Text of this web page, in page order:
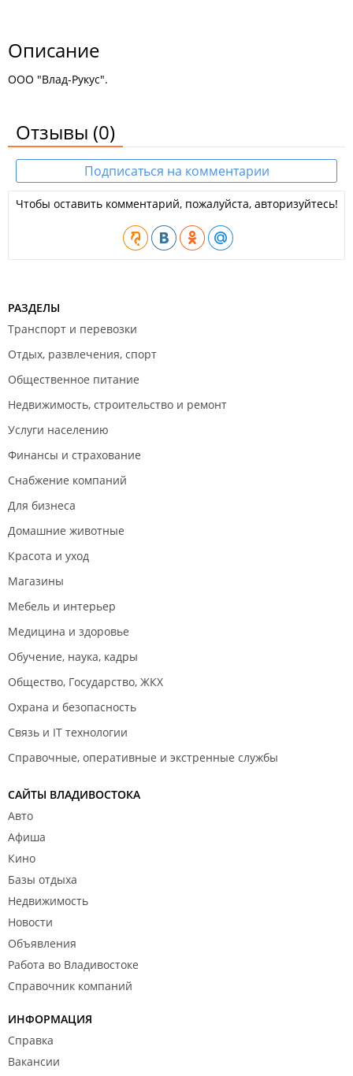
Описание
ООО "Влад-Рукус".
Отзывы (0)
Подписаться на комментарии
Чтобы оставить комментарий, пожалуйста, авторизуйтесь!
РАЗДЕЛЫ
Транспорт и перевозки
Отдых, развлечения, спорт
Общественное питание
Недвижимость, строительство и ремонт
Услуги населению
Финансы и страхование
Снабжение компаний
Для бизнеса
Домашние животные
Красота и уход
Магазины
Мебель и интерьер
Медицина и здоровье
Обучение, наука, кадры
Общество, Государство, ЖКХ
Охрана и безопасность
Связь и IT технологии
Справочные, оперативные и экстренные службы
САЙТЫ ВЛАДИВОСТОКА
Авто
Афиша
Кино
Базы отдыха
Недвижимость
Новости
Объявления
Работа во Владивостоке
Справочник компаний
ИНФОРМАЦИЯ
Справка
Вакансии